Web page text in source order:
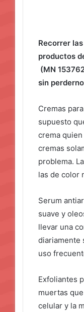
Recorrer
productos
(MN
sin
Cremas
supuesto
crema
cremas
problema.
las de color
Serum
suave y
llevar una
diariamente
uso
Exfoliantes
muertas
celular y la